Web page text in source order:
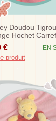
Doudou
Hochet
€ EN
produit